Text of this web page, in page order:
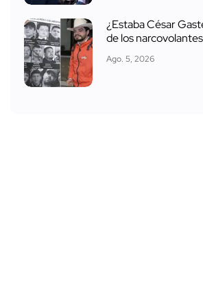
¿Estaba César
de los
Ago. 5, 2026